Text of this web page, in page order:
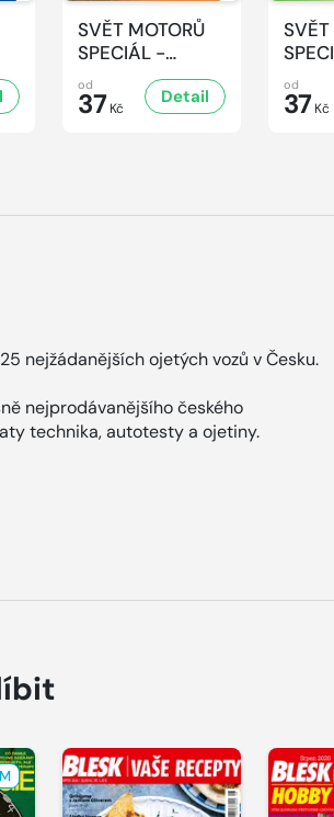
SVĚT MOTORŮ
SPECIÁL -
4/2025
od
37 Kč
Detail
SVĚT
3/2025
od
37 Kč
nejžádanějších ojetých vozů v Česku.
nejprodávanějšího českého
technika, autotesty a ojetiny.